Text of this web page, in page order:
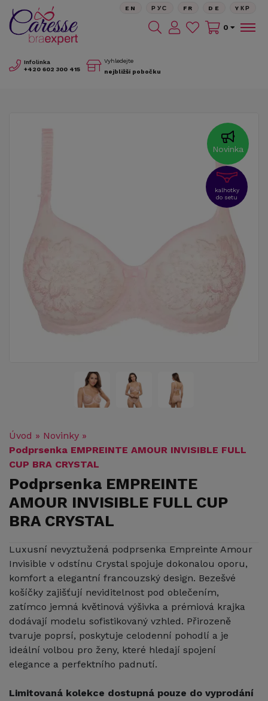
Infolinka
+420 602 300 415
Vyhledejte
nejbližší pobočku
EN РУС FR DE YКР
0
Novinka
kalhotky
do setu
Úvod » Novinky »
Podprsenka EMPREINTE AMOUR INVISIBLE FULL
CUP BRA CRYSTAL
Podprsenka EMPREINTE
AMOUR INVISIBLE FULL CUP
BRA CRYSTAL
Luxusní nevyztužená podprsenka Empreinte Amour
Invisible v odstínu Crystal spojuje dokonalou oporu,
komfort a elegantní francouzský design. Bezešvé
košíčky zajišťují neviditelnost pod oblečením,
zatímco jemná květinová výšivka a prémiová krajka
dodávají modelu sofistikovaný vzhled. Přirozeně
tvaruje poprsí, poskytuje celodenní pohodlí a je
ideální volbou pro ženy, které hledají spojení
elegance a perfektního padnutí.
Limitovaná kolekce dostupná pouze do vyprodání